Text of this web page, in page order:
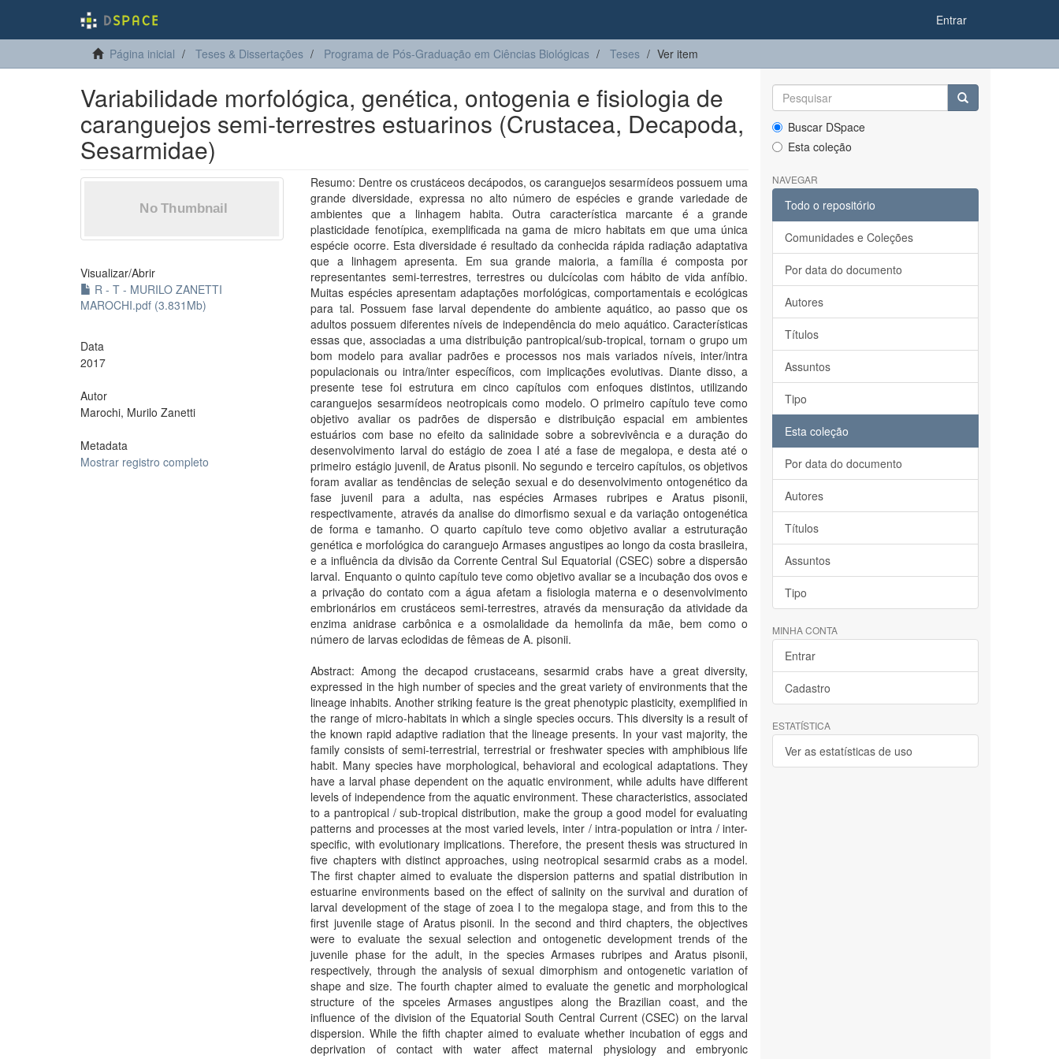
Entrar
Página inicial Teses & Dissertações Programa de Pós-Graduação em Ciências Biológicas Teses Ver item
Variabilidade morfológica, genética, ontogenia e fisiologia de
caranguejos semi-terrestres estuarinos (Crustacea, Decapoda,
Sesarmidae)
Visualizar/Abrir
R - T - MURILO ZANETTI
MAROCHI.pdf (3.831Mb)
Data
2017
Autor
Marochi, Murilo Zanetti
Metadata
Mostrar registro completo
Resumo: Dentre os crustáceos decápodos, os caranguejos sesarmídeos possuem uma
grande diversidade, expressa no alto número de espécies e grande variedade de
ambientes que a linhagem habita. Outra característica marcante é a grande
plasticidade fenotípica, exemplificada na gama de micro habitats em que uma única
espécie ocorre. Esta diversidade é resultado da conhecida rápida radiação adaptativa
que a linhagem apresenta. Em sua grande maioria, a família é composta por
representantes semi-terrestres, terrestres ou dulcícolas com hábito de vida anfíbio.
Muitas espécies apresentam adaptações morfológicas, comportamentais e ecológicas
para tal. Possuem fase larval dependente do ambiente aquático, ao passo que os
adultos possuem diferentes níveis de independência do meio aquático. Características
essas que, associadas a uma distribuição pantropical/sub-tropical, tornam o grupo um
bom modelo para avaliar padrões e processos nos mais variados níveis, inter/intra
populacionais ou intra/inter específicos, com implicações evolutivas. Diante disso, a
presente tese foi estrutura em cinco capítulos com enfoques distintos, utilizando
caranguejos sesarmídeos neotropicais como modelo. O primeiro capítulo teve como
objetivo avaliar os padrões de dispersão e distribuição espacial em ambientes
estuários com base no efeito da salinidade sobre a sobrevivência e a duração do
desenvolvimento larval do estágio de zoea I até a fase de megalopa, e desta até o
primeiro estágio juvenil, de Aratus pisonii. No segundo e terceiro capítulos, os objetivos
foram avaliar as tendências de seleção sexual e do desenvolvimento ontogenético da
fase juvenil para a adulta, nas espécies Armases rubripes e Aratus pisonii,
respectivamente, através da analise do dimorfismo sexual e da variação ontogenética
de forma e tamanho. O quarto capítulo teve como objetivo avaliar a estruturação
genética e morfológica do caranguejo Armases angustipes ao longo da costa brasileira,
e a influência da divisão da Corrente Central Sul Equatorial (CSEC) sobre a dispersão
larval. Enquanto o quinto capítulo teve como objetivo avaliar se a incubação dos ovos e
a privação do contato com a água afetam a fisiologia materna e o desenvolvimento
embrionários em crustáceos semi-terrestres, através da mensuração da atividade da
enzima anidrase carbônica e a osmolalidade da hemolinfa da mãe, bem como o
número de larvas eclodidas de fêmeas de A. pisonii.
Abstract: Among the decapod crustaceans, sesarmid crabs have a great diversity,
expressed in the high number of species and the great variety of environments that the
lineage inhabits. Another striking feature is the great phenotypic plasticity, exemplified in
the range of micro-habitats in which a single species occurs. This diversity is a result of
the known rapid adaptive radiation that the lineage presents. In your vast majority, the
family consists of semi-terrestrial, terrestrial or freshwater species with amphibious life
habit. Many species have morphological, behavioral and ecological adaptations. They
have a larval phase dependent on the aquatic environment, while adults have different
levels of independence from the aquatic environment. These characteristics, associated
to a pantropical / sub-tropical distribution, make the group a good model for evaluating
patterns and processes at the most varied levels, inter / intra-population or intra / inter-
specific, with evolutionary implications. Therefore, the present thesis was structured in
five chapters with distinct approaches, using neotropical sesarmid crabs as a model.
The first chapter aimed to evaluate the dispersion patterns and spatial distribution in
estuarine environments based on the effect of salinity on the survival and duration of
larval development of the stage of zoea I to the megalopa stage, and from this to the
first juvenile stage of Aratus pisonii. In the second and third chapters, the objectives
were to evaluate the sexual selection and ontogenetic development trends of the
juvenile phase for the adult, in the species Armases rubripes and Aratus pisonii,
respectively, through the analysis of sexual dimorphism and ontogenetic variation of
shape and size. The fourth chapter aimed to evaluate the genetic and morphological
structure of the spceies Armases angustipes along the Brazilian coast, and the
influence of the division of the Equatorial South Central Current (CSEC) on the larval
dispersion. While the fifth chapter aimed to evaluate whether incubation of eggs and
deprivation of contact with water affect maternal physiology and embryonic
Buscar DSpace
Esta coleção
NAVEGAR
Todo o repositório
Comunidades e Coleções
Por data do documento
Autores
Títulos
Assuntos
Tipo
Esta coleção
Por data do documento
Autores
Títulos
Assuntos
Tipo
MINHA CONTA
Entrar
Cadastro
ESTATÍSTICA
Ver as estatísticas de uso